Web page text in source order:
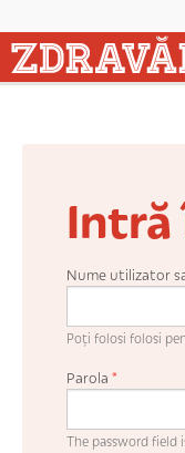
Nume utilizator
Poți folosi folosi
Parola *
The password field